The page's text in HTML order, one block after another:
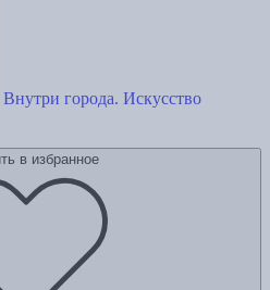
Внутри города. Искусство
в избранное